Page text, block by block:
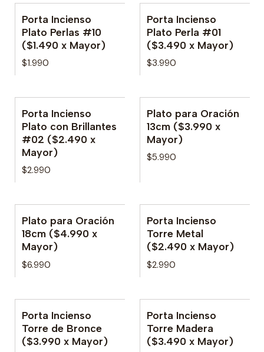
Porta Incienso
Plato Perlas #10
($1.490 x Mayor)
$1.990
Porta Incienso
Plato Perla #01
($3.490 x Mayor)
$3.990
Porta Incienso
Plato con Brillantes
#02 ($2.490 x
Mayor)
$2.990
Plato para Oración
13cm ($3.990 x
Mayor)
$5.990
Plato para Oración
18cm ($4.990 x
Mayor)
$6.990
Porta Incienso
Torre Metal
($2.490 x Mayor)
$2.990
Porta Incienso
Torre de Bronce
($3.990 x Mayor)
Porta Incienso
Torre Madera
($3.490 x Mayor)